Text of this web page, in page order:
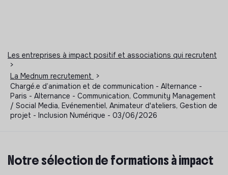
Les entreprises à impact positif et associations qui recrutent
>
La Mednum recrutement
>
Chargé.e d’animation et de communication - Alternance -
Paris - Alternance - Communication, Community Management
/ Social Media, Evénementiel, Animateur d'ateliers, Gestion de
projet - Inclusion Numérique - 03/06/2026
Notre sélection de formations à impact